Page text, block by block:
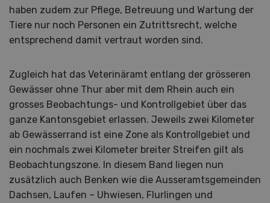
haben zudem zur Pflege, Betreuung und Wartung der
Tiere nur noch Personen ein Zutrittsrecht, welche
entsprechend damit vertraut worden sind.
Zugleich hat das Veterinäramt entlang der grösseren
Gewässer ohne Thur aber mit dem Rhein auch ein
grosses Beobachtungs- und Kontrollgebiet über das
ganze Kantonsgebiet erlassen. Jeweils zwei Kilometer
ab Gewässerrand ist eine Zone als Kontrollgebiet und
ein nochmals zwei Kilometer breiter Streifen gilt als
Beobachtungszone. In diesem Band liegen nun
zusätzlich auch Benken wie die Ausseramtsgemeinden
Dachsen, Laufen – Uhwiesen, Flurlingen und